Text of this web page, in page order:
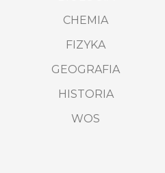
CHEMIA
FIZYKA
GEOGRAFIA
HISTORIA
WOS